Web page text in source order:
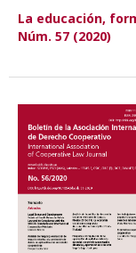
La educación,
Núm. 57 (2020)